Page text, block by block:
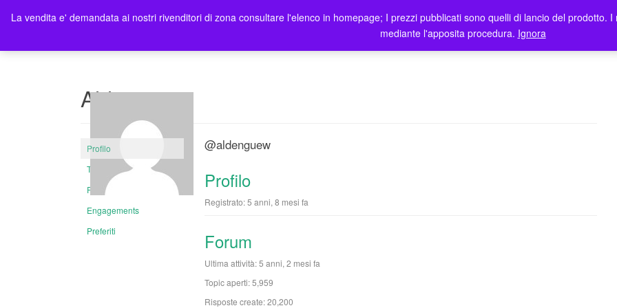
Home Prodotti Blog Registrazione Utenti Elenco
Aldenguew
Profilo
Topic aperti
Risposte create
Engagements
Preferiti
@aldenguew
Profilo
Registrato: 5 anni, 8 mesi fa
Forum
Ultima attività: 5 anni, 2 mesi fa
Topic aperti: 5,959
Risposte create: 20,200
La vendita e' demandata ai nostri rivenditori di zona consultare l'elenco in homepage; I prezzi pubblicati sono quelli di lancio del prodotto.
mediante l'apposita procedura. Ignora